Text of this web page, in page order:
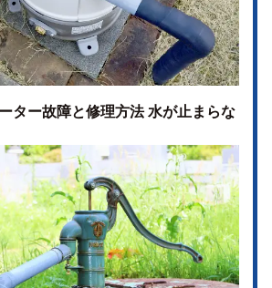
ター故障と修理方法 水が止まらな